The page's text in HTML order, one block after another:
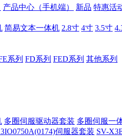
产品中心（手机端） 新品 特惠活
简易文本一体机 2.8寸 4寸 3.5寸
系列 FD系列 FED系列 其他系列
多圈伺服驱动器套装 多圈伺服一
伺服器套装 SV-